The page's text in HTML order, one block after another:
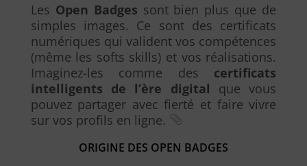
Les Open Badges sont bien plus que de
simples images. Ce sont des certificats
numériques qui valident vos compétences
(même les softs skills) et vos réalisations.
Imaginez-les comme des certificats
intelligents de l’ère digital que vous
pouvez partager avec fierté et faire vivre
sur vos profils en ligne.
ORIGINE DES OPEN BADGES